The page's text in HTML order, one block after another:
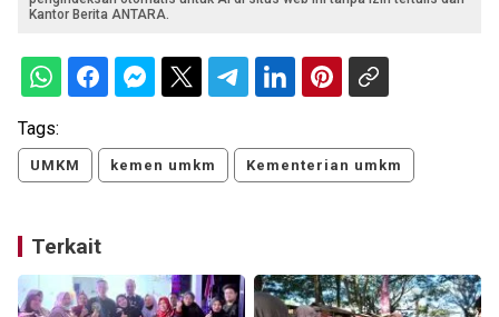
Kantor Berita ANTARA.
Tags:
UMKM kemen umkm Kementerian umkm
Terkait